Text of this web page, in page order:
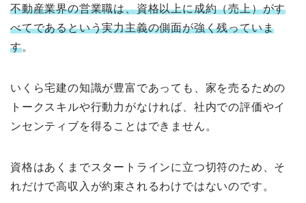
不動産業界の営業職は、資格以上に成約（売上）がす
べてであるという実力主義の側面が強く残っていま
す。
いくら宅建の知識が豊富であっても、家を売るための
トークスキルや行動力がなければ、社内での評価やイ
ンセンティブを得ることはできません。
資格はあくまでスタートラインに立つ切符のため、そ
れだけで高収入が約束されるわけではないのです。